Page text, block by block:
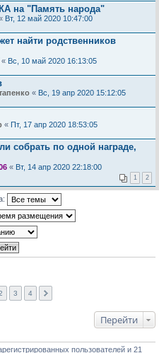
на "Память народа"
Вт, 12 май 2020 10:47:00
найти родственников
« Вс, 10 май 2020 16:13:05
« Вс, 19 апр 2020 15:12:05
« Пт, 17 апр 2020 18:53:05
собрать по одной награде,
« Вт, 14 апр 2020 22:18:00
1 2
3 4
Перейти
пользователей и 21